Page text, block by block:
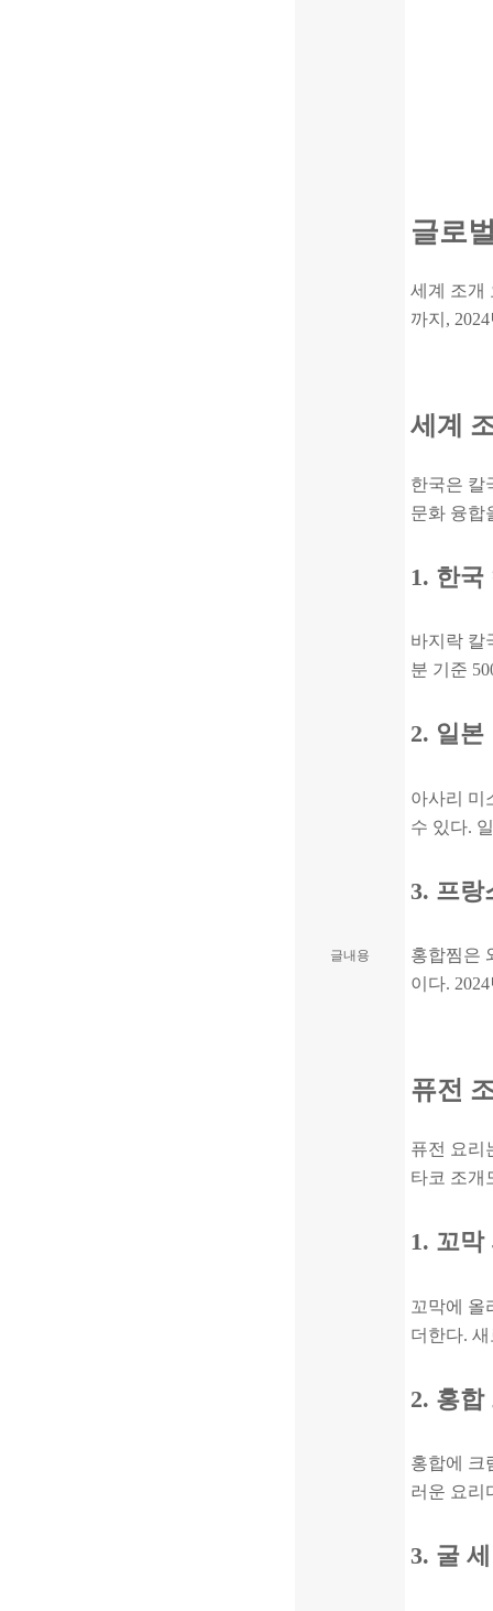
글내용
글로
세계 조개
까지,
세계
한국은 칼
문화 융합
1. 한국
바지락 칼
분 기준
2. 일본
아사리 미
수 있다.
3. 프랑
홍합찜은
이다.
퓨전
퓨전 요리
타코 조개
1. 꼬막
꼬막에 올
더한다.
2. 홍합
홍합에 크
러운 요리
3. 굴